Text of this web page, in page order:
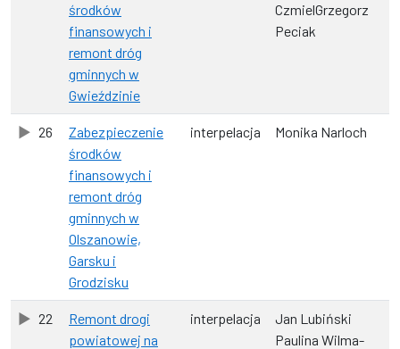
środków
finansowych i
remont dróg
gminnych w
Gwieździnie
CzmielGrzegorz
Peciak
26
Zabezpieczenie
środków
finansowych i
remont dróg
gminnych w
Olszanowie,
Garsku i
Grodzisku
interpelacja Monika Narloch
22
Remont drogi
powiatowej na
interpelacja
Jan Lubiński
Paulina Wilma-